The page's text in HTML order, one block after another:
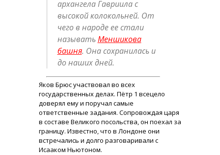
архангела Гавриила с
высокой колокольней. От
чего в народе ее стали
называтьМеншикова
башня. Она сохранилась и
до наших дней.
Яков Брюс участвовал во всех
государственных делах. Пётр 1 всецело
доверял ему и поручал самые
ответственные задания. Сопровождая царя
в составе Великого посольства, он поехал за
границу. Известно, что в Лондоне они
встречались и долго разговаривали с
Исааком Ньютоном.